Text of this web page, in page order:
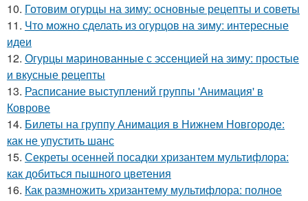
10. Готовим огурцы на зиму: основные рецепты и советы
11. Что можно сделать из огурцов на зиму: интересные
идеи
12. Огурцы маринованные с эссенцией на зиму: простые
и вкусные рецепты
13. Расписание выступлений группы 'Анимация' в
Коврове
14. Билеты на группу Анимация в Нижнем Новгороде:
как не упустить шанс
15. Секреты осенней посадки хризантем мультифлора:
как добиться пышного цветения
16. Как размножить хризантему мультифлора: полное